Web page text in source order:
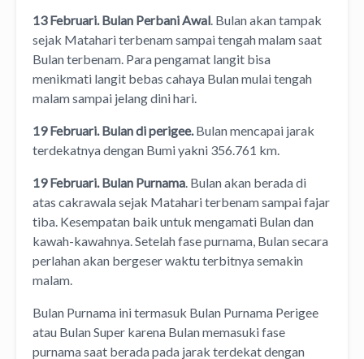
13 Februari. Bulan Perbani Awal. Bulan akan tampak
sejak Matahari terbenam sampai tengah malam saat
Bulan terbenam. Para pengamat langit bisa
menikmati langit bebas cahaya Bulan mulai tengah
malam sampai jelang dini hari.
19 Februari. Bulan di perigee.Bulan mencapai jarak
terdekatnya dengan Bumi yakni 356.761 km.
19 Februari. Bulan Purnama. Bulan akan berada di
atas cakrawala sejak Matahari terbenam sampai fajar
tiba. Kesempatan baik untuk mengamati Bulan dan
kawah-kawahnya. Setelah fase purnama, Bulan secara
perlahan akan bergeser waktu terbitnya semakin
malam.
Bulan Purnama ini termasuk Bulan Purnama Perigee
atau Bulan Super karena Bulan memasuki fase
purnama saat berada pada jarak terdekat dengan